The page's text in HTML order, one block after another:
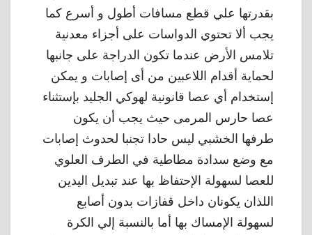
بقدرتها علي قطع مسافات أطول و أسرع كما
يجب ألا تحتوي الدواسات على أجزاء معدنية
تلامس الأرض عندما تكون الدراجة على جانبها
لحماية أقدام اللاعبين من أى إصابات و يمكن
إستخدام أي عصا قانونية لهوكي الجليد بإستثناء
عصا حارس المرمى حيث يجب أن يكون
طرفها الخشبي ليس حادا تجنبا لحدوث إصابات
مع وضع سدادة مطاطية في الطرف العلوي
للعصا لسهولة الإحتفاظ بها عند تبديل اليدين
اللذان يكونان داخل قفازات بدون أصابع
لسهولة الإمساك بها أما بالنسبة إلي الكرة